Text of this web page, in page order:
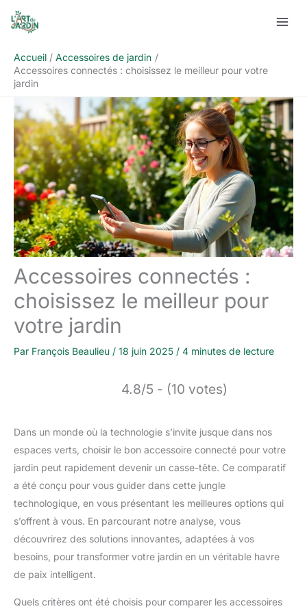
Aller
Accueil
Accessoires de jardin
Accessoires connectés : choisissez le meilleur pour votre
jardin
Accessoires connectés :
choisissez le meilleur pour
votre jardin
Par François Beaulieu / 18 juin 2025 / 4 minutes de lecture
4.8/5 - (10 votes)
Dans un monde où la technologie s’invite jusque dans nos
espaces verts, choisir le bon accessoire connecté pour votre
jardin peut rapidement devenir un casse-tête. Ce comparatif
a été conçu pour vous guider dans cette jungle
technologique, en vous présentant les meilleures options qui
s’offrent à vous. En parcourant notre analyse, vous
découvrirez des solutions innovantes, adaptées à vos
besoins, pour transformer votre jardin en un véritable havre
de paix intelligent.
Quels critères ont été choisis pour comparer les accessoires
Rechercher